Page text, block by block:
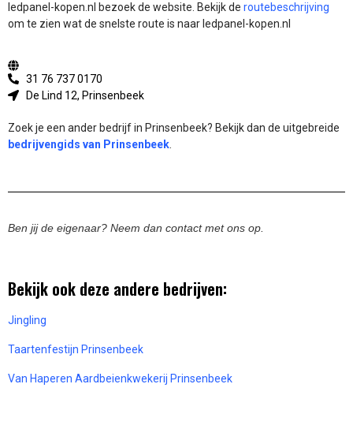
ledpanel-kopen.nl bezoek de website. Bekijk de routebeschrijving
om te zien wat de snelste route is naar ledpanel-kopen.nl
31 76 737 0170
De Lind 12, Prinsenbeek
Zoek je een ander bedrijf in Prinsenbeek? Bekijk dan de uitgebreide
bedrijvengids van Prinsenbeek
Ben jij de eigenaar? Neem dan contact met ons op.
Bekijk ook deze andere bedrijven:
Jingling
Taartenfestijn Prinsenbeek
Van Haperen Aardbeienkwekerij Prinsenbeek